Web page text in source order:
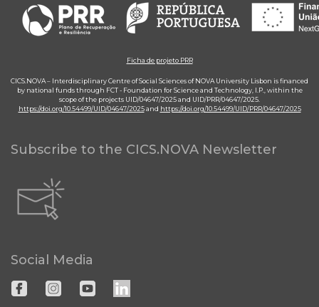
Ficha de projeto PRR
CICS.NOVA – Interdisciplinary Centre of Social Sciences of NOVA University Lisbon is financed
by national funds through FCT - Foundation for Science and Technology, I.P., within the
scope of the projects UID/04647/2025 and UID/PRR/04647/2025.
https://doi.org/10.54499/UID/04647/2025and https://doi.org/10.54499/UID/PRR/04647/2025
Subscribe to the CICS.NOVA Newsletter
Social Media